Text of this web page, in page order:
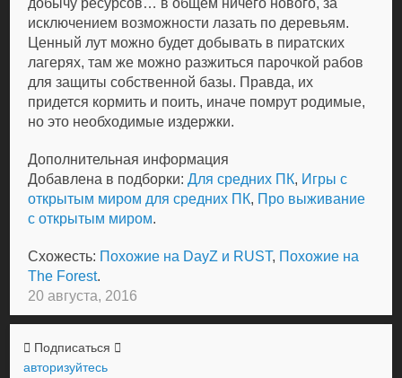
исключением возможности лазать по деревьям.
Ценный лут можно будет добывать в пиратских
лагерях, там же можно разжиться парочкой рабов
для защиты собственной базы. Правда, их
придется кормить и поить, иначе помрут родимые,
но это необходимые издержки.
Дополнительная информация
Добавлена в подборки:Для средних ПК, Игры с
открытым миром для средних ПК, Про выживание
с открытым миром.
Схожесть: Похожие на DayZ и RUST, Похожие на
The Forest.
20 августа, 2016
Подписаться
авторизуйтесь